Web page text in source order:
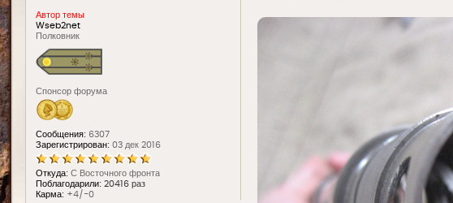
Автор темы
Wseb2net
Полковник
Спонсор форума
Сообщения: 6307
Зарегистрирован: 03 дек 2016
Откуда: С Восточного фронта
Поблагодарили: 20416 раз
Карма: +4/-0